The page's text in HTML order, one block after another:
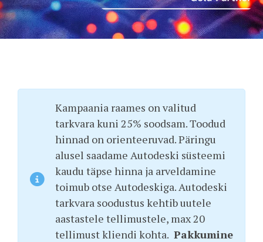
Kampaania raames on valitud
tarkvara kuni 25% soodsam. Toodud
hinnad on orienteeruvad. Päringu
alusel saadame Autodeski süsteemi
kaudu täpse hinna ja arveldamine
toimub otse Autodeskiga. Autodeski
tarkvara soodustus kehtib uutele
aastastele tellimustele, max 20
tellimust kliendi kohta. Pakkumine